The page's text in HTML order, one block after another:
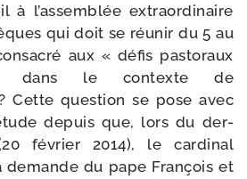
à l’assemblée extra­or­di­naire
qui doit se réunir du 5 au
aux « défis pas­to­raux
dans le contexte de
Cette ques­tion se pose avec
depuis que, lors du der­
février 2014), le car­di­nal
demande du pape François et